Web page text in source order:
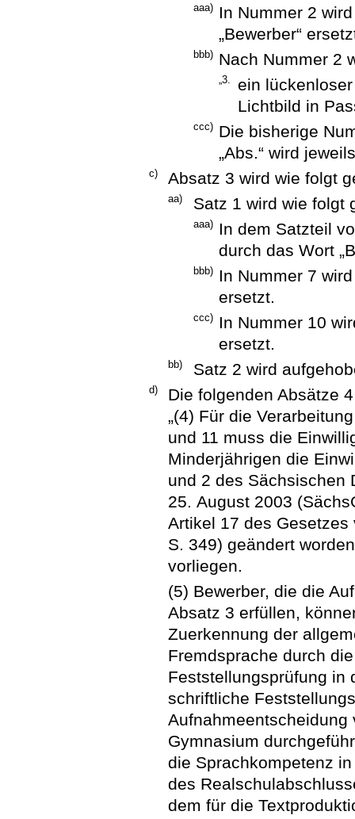
aaa) In Nummer 2
„Bewerber“
bbb) Nach Nummer 2
„3.
ein
Lichtbild in
ccc) Die bisherige
„Abs.“ wird
c) Absatz 3 wird wie folgt
aa) Satz 1 wird wie folgt
aaa) In dem Satzteil
durch das Wort
bbb) In Nummer 7
ersetzt.
ccc) In Nummer 10
ersetzt.
bb) Satz 2 wird
d)
Die folgenden Absätze
„(4) Für die
und 11 muss die
Minderjährigen die
und 2 des Sächsischen
25. August 2003
Artikel 17 des
S. 349) geändert
vorliegen.
(5) Bewerber, die die
Absatz 3 erfüllen,
Zuerkennung der
Fremdsprache durch
Feststellungsprüfung in
schriftliche
Gymnasium
die Sprachkompetenz
des
dem für die